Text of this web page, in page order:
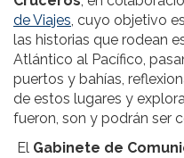
de Viajes, cuyo objetivo
las historias que rodean
Atlántico al Pacífico,
puertos y bahías,
de estos lugares y
fueron, son y podrán ser
El Gabinete de